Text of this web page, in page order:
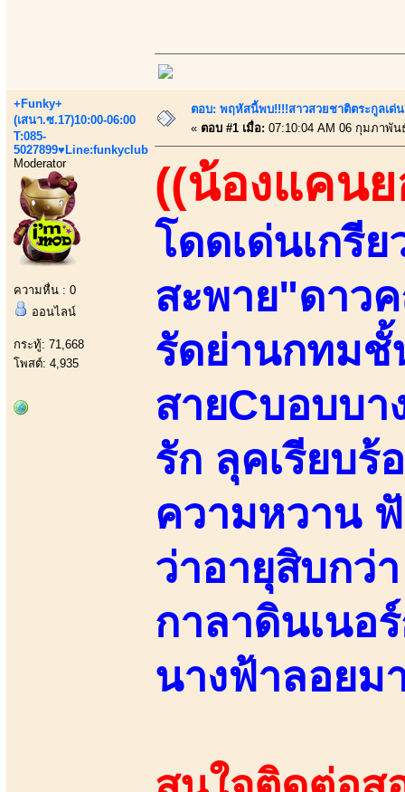
+Funky+
(เสนา.ซ.17)10:00-06:00
T:085-
5027899♥Line:funkyclub
Moderator
ความหื่น : 0
ออนไลน์
กระทู้: 71,668
โพสต์: 4,935
ตอบ: พฤหัสนี้พบ!!!!สาวสวยชาติตระกูลเด่
« ตอบ #1 เมื่อ: 07:10:04 AM 06 กุมภาพัน
((น้องแคน
โดดเด่นเกรี
สะพาย"ดาว
รัดย่านกทมชั้
สายCบอบบา
รัก ลุคเรียบ
ความหวาน ฟั
ว่าอายุสิบกว่
กาลาดินเนอ
นางฟ้าลอยม